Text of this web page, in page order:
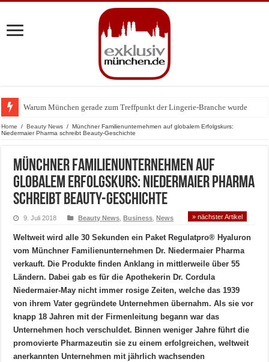
Warum München gerade zum Treffpunkt der Lingerie-Branche wurde
Home / Beauty News / Münchner Familienunternehmen auf globalem Erfolgskurs:
Niedermaier Pharma schreibt Beauty-Geschichte
Münchner Familienunternehmen auf
globalem Erfolgskurs: Niedermaier Pharma
schreibt Beauty-Geschichte
9. Juli 2018 Beauty News ,Business ,News » nächster Artikel
Weltweit wird alle 30 Sekunden ein Paket Regulatpro® Hyaluron
vom Münchner Familienunternehmen Dr. Niedermaier Pharma
verkauft. Die Produkte finden Anklang in mittlerweile über 55
Ländern. Dabei gab es für die Apothekerin Dr. Cordula
Niedermaier-Maynicht immer rosige Zeiten, welche das 1939
von ihrem Vater gegründete Unternehmen übernahm. Als sie vor
knapp 18 Jahren mit der Firmenleitung begann war das
Unternehmen hoch verschuldet. Binnen weniger Jahre führt die
promovierte Pharmazeutin sie zu einem erfolgreichen, weltweit
anerkannten Unternehmen mit jährlich wachsenden